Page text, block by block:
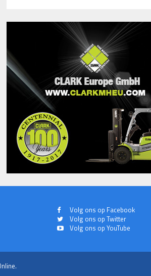
Volg ons op Facebook
Volg ons op Twitter
Volg ons op YouTube